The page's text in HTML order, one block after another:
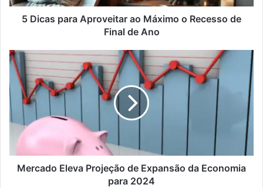
5 Dicas para Aproveitar ao Máximo o Recesso de
Final de Ano
Mercado Eleva Projeção de Expansão da Economia
para 2024